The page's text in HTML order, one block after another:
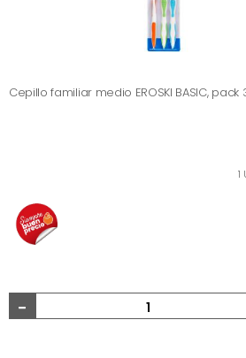
Cepillo familiar medio EROSKI BASIC, pack
1
-